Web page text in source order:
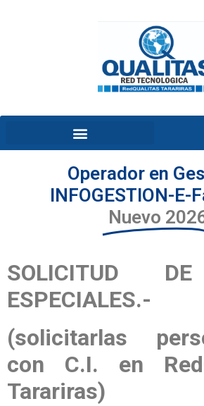
Operador en
INFOGESTION-E-
Nuevo
SOLICITUD
ESPECIALES.-
(solicitarlas
con C.I. en
Tarariras)